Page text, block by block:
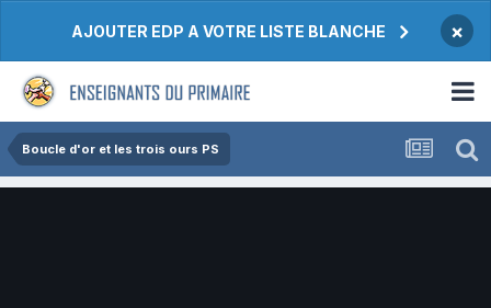
AJOUTER EDP A VOTRE LISTE BLANCHE ×
Boucle d'or et les trois ours PS